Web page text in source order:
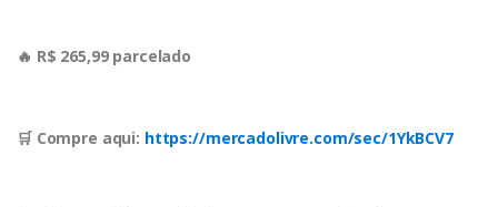
🔥 R$ 265,99 parcelado
🛒 Compre aqui: https://mercadolivre.com/sec/1YkBCV7